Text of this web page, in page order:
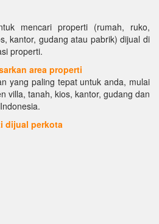
mencari properti (rumah, ruko,
kantor, gudang atau pabrik) dijual di
properti.
area properti
yang paling tepat untuk anda, mulai
villa, tanah, kios, kantor, gudang dan
dijual perkota